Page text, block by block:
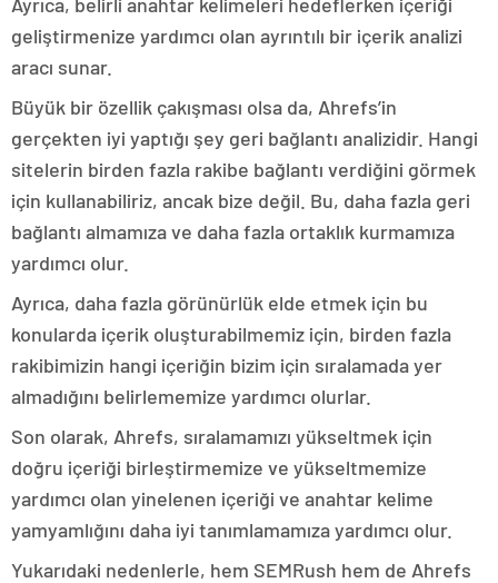
geliştirmenize yardımcı olan ayrıntılı bir içerik analizi
aracı sunar.
Büyük bir özellik çakışması olsa da, Ahrefs’in
gerçekten iyi yaptığı şey geri bağlantı analizidir. Hangi
sitelerin birden fazla rakibe bağlantı verdiğini görmek
için kullanabiliriz, ancak bize değil. Bu, daha fazla geri
bağlantı almamıza ve daha fazla ortaklık kurmamıza
yardımcı olur.
Ayrıca, daha fazla görünürlük elde etmek için bu
konularda içerik oluşturabilmemiz için, birden fazla
rakibimizin hangi içeriğin bizim için sıralamada yer
almadığını belirlememize yardımcı olurlar.
Son olarak, Ahrefs, sıralamamızı yükseltmek için
doğru içeriği birleştirmemize ve yükseltmemize
yardımcı olan yinelenen içeriği ve anahtar kelime
yamyamlığını daha iyi tanımlamamıza yardımcı olur.
Yukarıdaki nedenlerle, hem SEMRush hem de Ahrefs